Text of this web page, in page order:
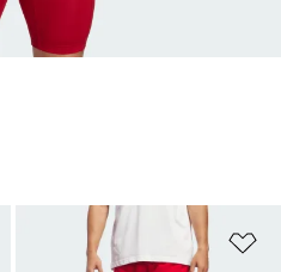
Op verlanglijst zetten